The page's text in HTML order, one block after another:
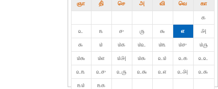
ஞா தி் செ அ வி வெ கா
௧
௨
௩ ௪ ௫ ௬ ௭
௮
௯
௰ ௰௧ ௰௨ ௰௩ ௰௪
௰௫
௰௬
௰௭ ௰௮ ௰௯ ௨௰ ௨௧
௨௨
௨௩
௨௪ ௨௫ ௨௬ ௨௭ ௨௮
௨௯
௩௰
௩௧